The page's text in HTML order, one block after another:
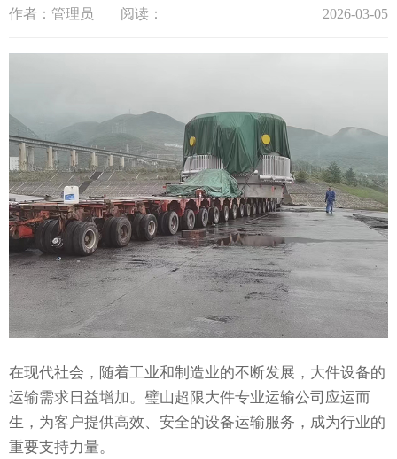
作者：管理员 阅读： 2026-03-05
在现代社会，随着工业和制造业的不断发展，大件设备的
运输需求日益增加。璧山超限大件专业运输公司应运而
生，为客户提供高效、安全的设备运输服务，成为行业的
重要支持力量。